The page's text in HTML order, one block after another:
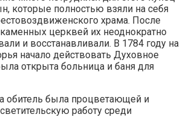
которые полностью взяли на себя
храма. После
церквей их неоднократно
и восстанавливали. В 1784 году на
начало действовать Духовное
открыта больница и баня для
обитель была процветающей и
работу среди